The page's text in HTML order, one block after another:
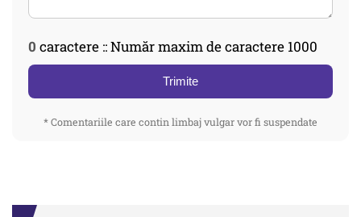
0 caractere :: Număr maxim de caractere 1000
Trimite
* Comentariile care contin limbaj vulgar vor fi suspendate